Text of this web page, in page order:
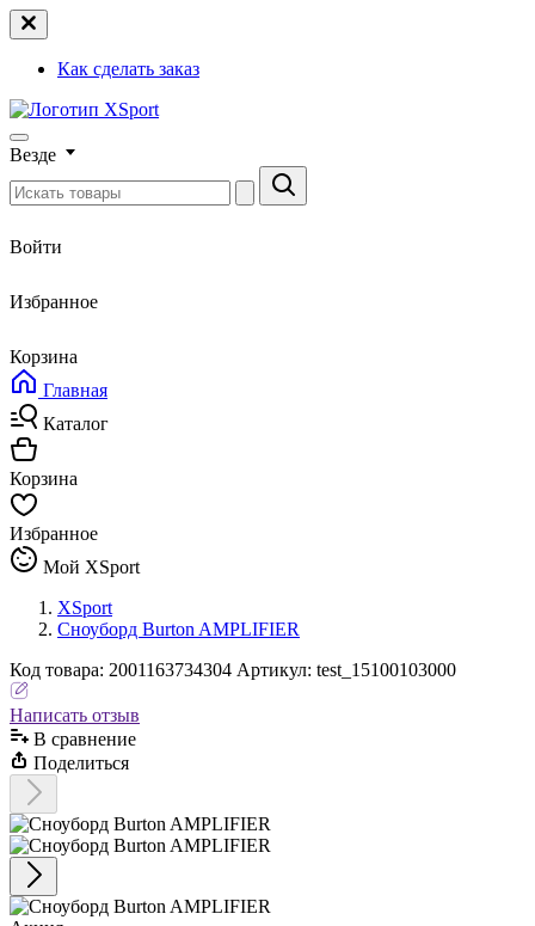
Как сделать заказ
Везде
Войти
Избранное
Корзина
Главная
Каталог
Корзина
Избранное
Мой XSport
XSport
Сноуборд Burton AMPLIFIER
Код товара: 2001163734304 Артикул: test_15100103000
Написать отзыв
В сравнениe
Поделиться